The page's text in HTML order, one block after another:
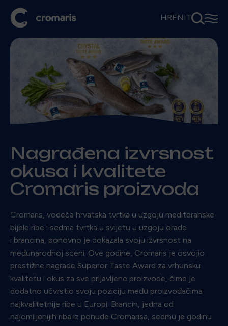
HREN IT⚲☰
Nagrađena izvrsnost
okusa i kvalitete
Cromaris proizvoda
Cromaris, vodeća hrvatska tvrtka u uzgoju mediteranske
bijele ribe i sedma tvrtka u svijetu u uzgoju orade
i brancina, ponovno je dokazala svoju izvrsnost na
međunarodnoj sceni. Ove godine, Cromaris je osvojio
prestižne nagrade Superior Taste Award za vrhunsku
kvalitetu i okus za sve prijavljene proizvode, čime je
dodatno učvrstio svoju poziciju među proizvođačima
najkvalitetnije ribe u Europi. Brancin, jedna od
najomiljenijih riba iz ponude Cromarisa, sedmu je godinu